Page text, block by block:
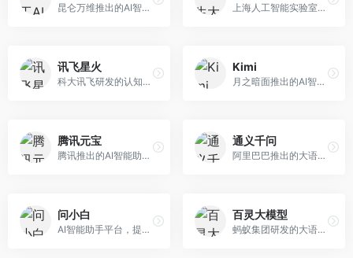
昆仑万维推出的AI智能助手，集成搜索、对话、创作等多种能力。面向普通用户和内容创作者，支持联网搜索、文本生成、图像理解等功能，响应速度快，免费使用。 上海人工智能实验室研发的开源大模型系列，支持多尺度和多模态。面向研究机构和开发者，开源生态完善，学术研究背景深厚，适合科研和定制开发。
讯飞星火
科大讯飞研发的认知智能大模型，深度融合语音识别和自然语言处理技术。面向企业用户和教育领域，提供语音交互、文档处理、代码生成等服务，中文语音识别准确率高。
Kimi
月之暗面推出的AI智能助手，核心优势在于超长文本处理能力，支持20万字以上文档分析。面向学术研究者、职场人士和内容创作者，提供文档解读、PPT生成、联网搜索等综合服务。
腾讯元宝
腾讯推出的AI智能助手，整合微信生态和腾讯云服务。面向普通用户和企业客户，支持文档解析、图像理解、联网搜索等功能，与腾讯产品无缝衔接，办公协作便捷。
通义千问
阿里巴巴推出的大语言模型平台，提供对话问答、文档处理、图像理解、代码编写等全方位AI服务。面向企业用户和个人开发者，集成阿里云生态，支持多模态交互，企业级安全保障。
问小白
AI智能助手平台，提供知识问答、文本创作、文档处理等服务。面向普通用户和职场人士，操作简便，响应速度快，支持多场景应用。
百灵大模型
蚂蚁集团研发的大语言模型平台，专注于金融科技和企业服务。面向金融机构和企业客户，提供智能客服、风险分析、文档处理等服务，金融场景理解深入。